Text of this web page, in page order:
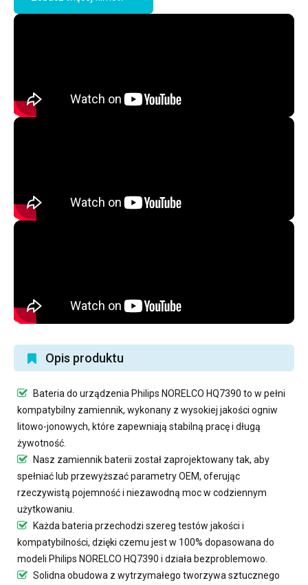
Opis produktu
Bateria do urządzenia Philips NORELCO HQ7390 to w pełni
kompatybilny zamiennik, wykonany z wysokiej jakości ogniw
litowo-jonowych, które zapewniają stabilną pracę i długą
żywotność.
Nasz zamiennik baterii został zaprojektowany tak, aby
spełniać lub przewyższać parametry OEM, oferując
rzeczywistą pojemność i niezawodną moc w codziennym
użytkowaniu.
Każda bateria przechodzi szereg testów jakości i
kompatybilności, dzięki czemu jest w 100% dopasowana do
modeli Philips NORELCO HQ7390 i działa bezproblemowo.
Solidna obudowa z wytrzymałego tworzywa sztucznego